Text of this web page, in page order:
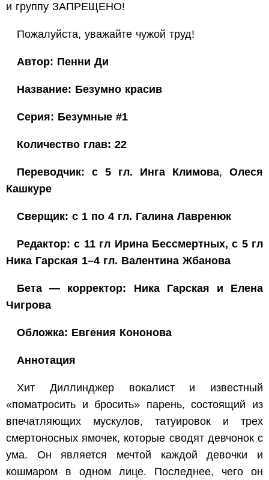
и группу ЗАПРЕЩЕНО!
Пожалуйста, уважайте чужой труд!
Автор: Пенни Ди
Название: Безумно красив
Серия: Безумные #1
Количество глав: 22
Переводчик: с 5 гл. Инга Климова, Олеся
Кашкуре
Сверщик: с 1 по 4 гл. Галина Лавренюк
Редактор: с 11 гл Ирина Бессмертных, с 5 гл
Ника Гарская 1–4 гл. Валентина Жбанова
Бета — корректор: Ника Гарская и Елена
Чигрова
Обложка: Евгения Кононова
Аннотация
Хит Диллинджер вокалист и известный
«поматросить и бросить» парень, состоящий из
впечатляющих мускулов, татуировок и трех
смертоносных ямочек, которые сводят девчонок с
ума. Он является мечтой каждой девочки и
кошмаром в одном лице. Последнее, чего он